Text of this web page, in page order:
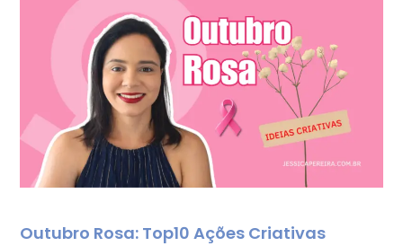
Outubro Rosa: Top10 Ações Criativas